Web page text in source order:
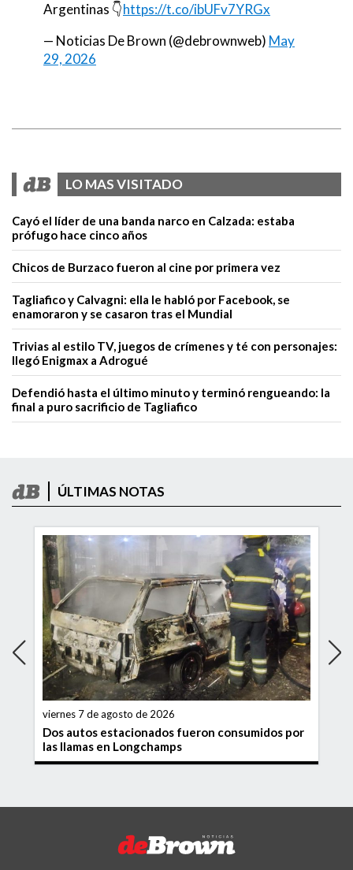
Argentinas 👇https://t.co/ibUFv7YRGx
— Noticias De Brown (@debrownweb) May
29, 2026
LO MAS VISITADO
Cayó el líder de una banda narco en Calzada: estaba
prófugo hace cinco años
Chicos de Burzaco fueron al cine por primera vez
Tagliafico y Calvagni: ella le habló por Facebook, se
enamoraron y se casaron tras el Mundial
Trivias al estilo TV, juegos de crímenes y té con personajes:
llegó Enigmax a Adrogué
Defendió hasta el último minuto y terminó rengueando: la
final a puro sacrificio de Tagliafico
ÚLTIMAS NOTAS
viernes 7 de agosto de 2026
Dos autos estacionados fueron consumidos por
las llamas en Longchamps